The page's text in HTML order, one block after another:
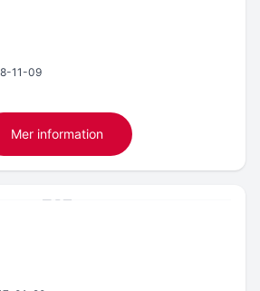
11-09
Mer information